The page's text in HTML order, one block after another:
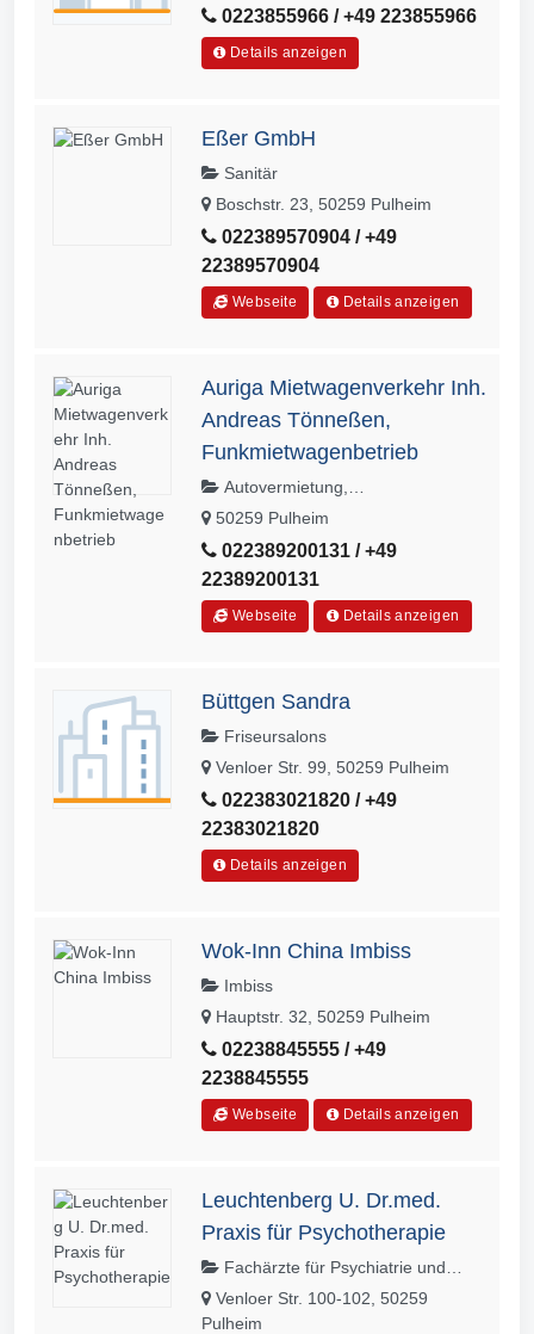
0223855966 / +49 223855966
Details anzeigen
Eßer GmbH
Sanitär
Boschstr. 23, 50259 Pulheim
022389570904 / +49
22389570904
Webseite Details anzeigen
Auriga Mietwagenverkehr Inh.
Andreas Tönneßen,
Funkmietwagenbetrieb
Autovermietung,
Mietwagenverkehr
50259 Pulheim
022389200131 / +49
22389200131
Webseite Details anzeigen
Büttgen Sandra
Friseursalons
Venloer Str. 99, 50259 Pulheim
022383021820 / +49
22383021820
Details anzeigen
Wok-Inn China Imbiss
Imbiss
Hauptstr. 32, 50259 Pulheim
02238845555 / +49
2238845555
Webseite Details anzeigen
Leuchtenberg U. Dr.med.
Praxis für Psychotherapie
Fachärzte für Psychiatrie und
Psychotherapie, Fachärzte für
Psychosomatische Medizin und
Venloer Str. 100-102, 50259
Pulheim